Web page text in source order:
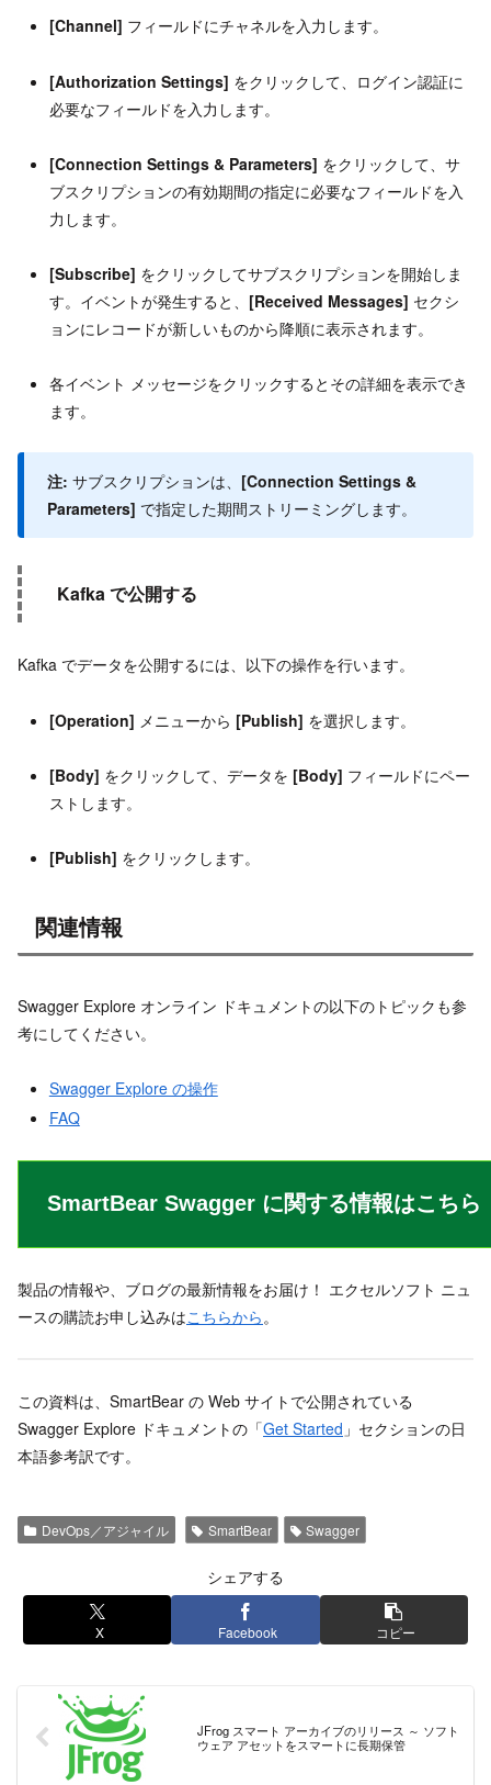
[Channel] フィールドにチャネルを入力します。
[Authorization Settings] をクリックして、ログイン認証に
必要なフィールドを入力します。
[Connection Settings & Parameters] をクリックして、サ
ブスクリプションの有効期間の指定に必要なフィールドを入
力します。
[Subscribe] をクリックしてサブスクリプションを開始しま
す。イベントが発生すると、 [Received Messages] セクシ
ョンにレコードが新しいものから降順に表示されます。
各イベント メッセージをクリックするとその詳細を表示でき
ます。
注: サブスクリプションは、 [Connection Settings &
Parameters] で指定した期間ストリーミングします。
Kafka で公開する
Kafka でデータを公開するには、以下の操作を行います。
[Operation] メニューから [Publish] を選択します。
[Body] をクリックして、データを [Body] フィールドにペー
ストします。
[Publish] をクリックします。
関連情報
Swagger Explore オンライン ドキュメントの以下のトピックも参
考にしてください。
Swagger Explore の操作
FAQ
SmartBear Swagger に関する情報はこちら
製品の情報や、ブログの最新情報をお届け！ エクセルソフト ニュ
ースの購読お申し込みはこちらから 。
この資料は、SmartBear の Web サイトで公開されている
Swagger Explore ドキュメントの「Get Started 」セクションの日
本語参考訳です。
DevOps／アジャイル SmartBear Swagger
シェアする
X Facebook コピー
JFrog スマート アーカイブのリリース ～ ソフト
ウェア アセットをスマートに長期保管